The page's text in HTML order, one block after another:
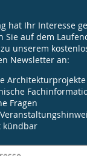
hat Ihr Interesse
Sie auf dem
unserem
Newsletter an:
Architekturprojekte
Fragen
kündbar
flexibel
Bedarf
durch
im
fordern